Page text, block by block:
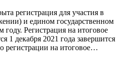
регистрация для участия в
и едином государственном
году. Регистрация на итоговое
1 декабря 2021 года завершится
регистрации на итоговое…